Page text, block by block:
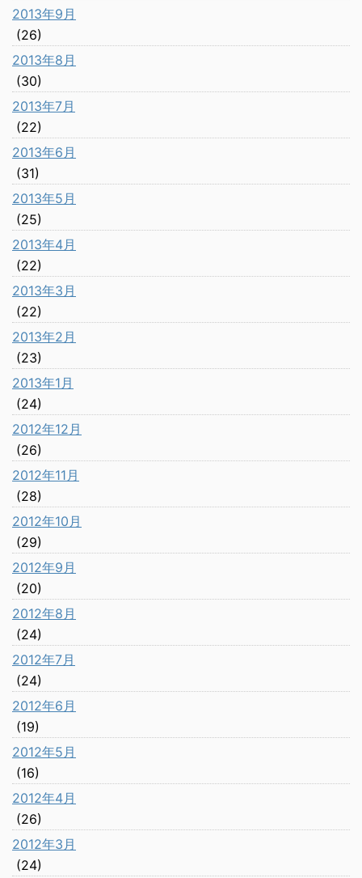
2013年9月
(26)
2013年8月
(30)
2013年7月
(22)
2013年6月
(31)
2013年5月
(25)
2013年4月
(22)
2013年3月
(22)
2013年2月
(23)
2013年1月
(24)
2012年12月
(26)
2012年11月
(28)
2012年10月
(29)
2012年9月
(20)
2012年8月
(24)
2012年7月
(24)
2012年6月
(19)
2012年5月
(16)
2012年4月
(26)
2012年3月
(24)